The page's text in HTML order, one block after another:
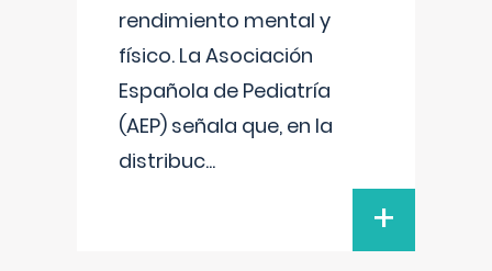
rendimiento mental y
físico. La Asociación
Española de Pediatría
(AEP) señala que, en la
distribuc...
+